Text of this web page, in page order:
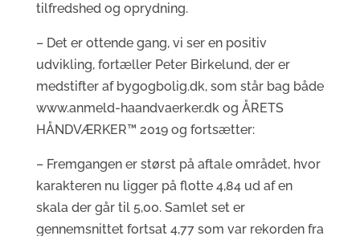
tilfredshed og oprydning.
– Det er ottende gang, vi ser en positiv
udvikling, fortæller Peter Birkelund, der er
medstifter af bygogbolig.dk, som står bag både
www.anmeld-haandvaerker.dk og ÅRETS
HÅNDVÆRKER™ 2019 og fortsætter:
– Fremgangen er størst på aftale området, hvor
karakteren nu ligger på flotte 4,84 ud af en
skala der går til 5,00. Samlet set er
gennemsnittet fortsat 4,77 som var rekorden fra